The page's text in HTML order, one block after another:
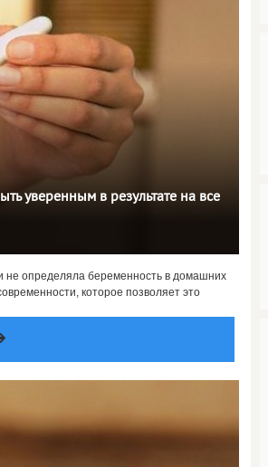
уверенным в результате на все
не определяла беременность в домашних
которое позволяет это